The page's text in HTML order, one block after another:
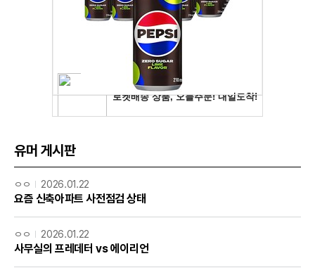
유머 게시판
ㅇㅇ 2026.01.22
요즘 신축아파트 사전점검 상태
ㅇㅇ 2026.01.22
사무실의 프레데터 vs 에이리언